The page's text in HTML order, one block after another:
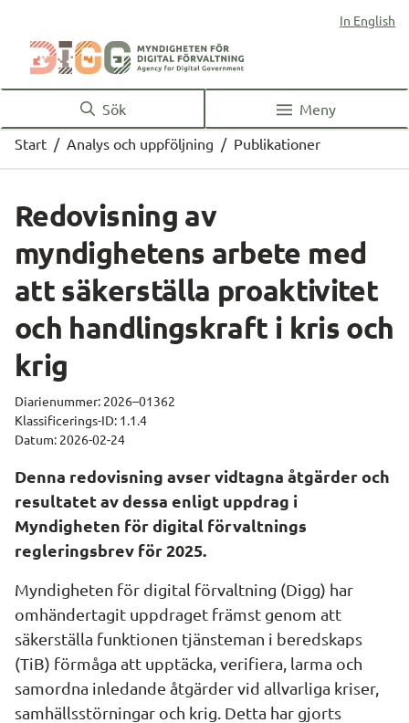
In English
Sök
Meny
Start / Analys och uppföljning / Publikationer
Redovisning av
myndighetens arbete med
att säkerställa proaktivitet
och handlingskraft i kris och
krig
Diarienummer: 2026–01362
Klassificerings-ID: 1.1.4
Datum: 2026-02-24
Denna redovisning avser vidtagna åtgärder och
resultatet av dessa enligt uppdrag i
Myndigheten för digital förvaltnings
regleringsbrev för 2025.
Myndigheten för digital förvaltning (Digg) har
omhändertagit uppdraget främst genom att
säkerställa funktionen tjänsteman i beredskaps
(TiB) förmåga att upptäcka, verifiera, larma och
samordna inledande åtgärder vid allvarliga kriser,
samhällsstörningar och krig. Detta har gjorts